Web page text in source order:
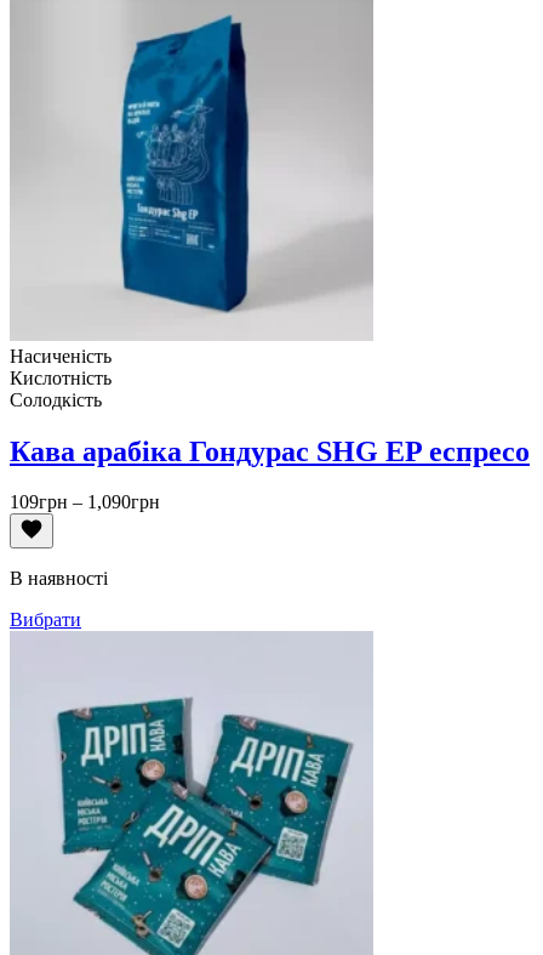
Насиченість
Кислотність
Солодкість
Кава арабіка Гондурас SHG EP еспресо
109грн – 1,090грн
В наявності
Вибрати